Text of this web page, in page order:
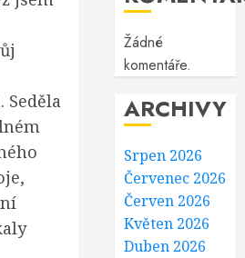
. Seděla
Žádné
komentáře.
ARCHIVY
Srpen 2026
Červenec 2026
Červen 2026
Květen 2026
Duben 2026